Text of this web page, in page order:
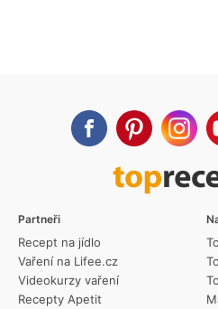
Partneři
Recept na jídlo
Vaření na Lifee.cz
Videokurzy vaření
Recepty Apetit